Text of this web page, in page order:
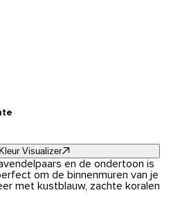
Visualizer
en de ondertoon is
om de binnenmuren van je
met kustblauw, zachte koralen